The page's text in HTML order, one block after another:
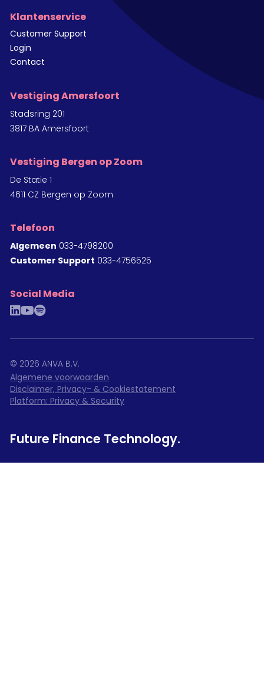
Klantenservice
Customer Support
Login
Contact
Vestiging Amersfoort
Stadsring 201
3817 BA Amersfoort
Vestiging Bergen op Zoom
De Statie 1
4611 CZ Bergen op Zoom
Telefoon
Algemeen 033-4798200
Customer Support 033-4756525
Social Media
linkedinyoutubespotify
© 2026 ANVA B.V.
Algemene voorwaarden
Disclaimer, Privacy- & Cookiestatement
Platform: Privacy & Security
Future Finance Technology.